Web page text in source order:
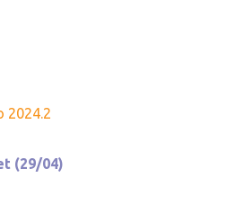
2024.2
(29/04)